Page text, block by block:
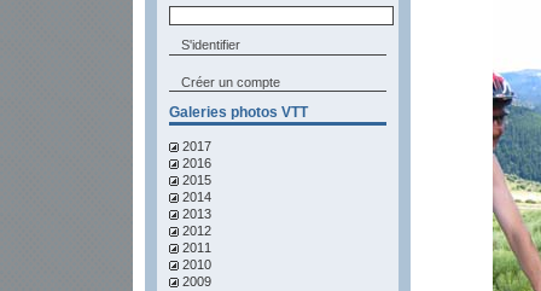
Créer un compte
Galeries photos VTT
2017
2016
2015
2014
2013
2012
2011
2010
2009